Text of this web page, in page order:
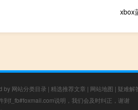
xbox
by 网站分类目录 | 精选推荐文章 | 网站地图 | 疑难解
f_fb#foxmail.com说明，我们会及时纠正，谢谢